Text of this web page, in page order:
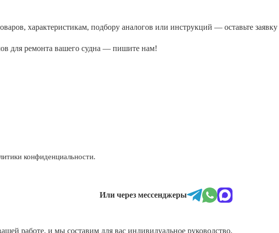
характеристикам, подбору аналогов или инструкций — оставьте
для ремонта вашего судна — пишите нам!
конфиденциальности.
Или через мессенджеры
работе, и мы составим для вас индивидуальное руководство.